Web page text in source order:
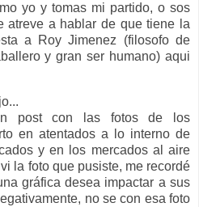
yo y tomas mi partido, o sos
atreve a hablar de que tiene la
a Roy Jimenez (filosofo de
y gran ser humano) aqui
post con las fotos de los
en atentados a lo interno de
y en los mercados al aire
la foto que pusiste, me recordé
gráfica desea impactar a sus
no se con esa foto